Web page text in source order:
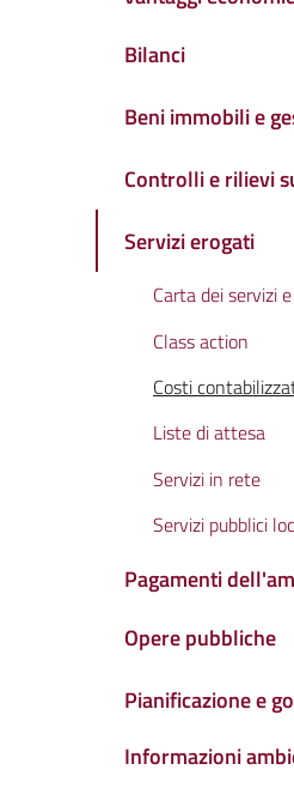
Bilanci
Beni immobili e
Controlli e rilievi
Servizi erogati
Carta dei servizi
Class action
Costi
Liste di attesa
Servizi in rete
Servizi pubblici
Pagamenti
Opere pubbliche
Pianificazione e
Informazioni